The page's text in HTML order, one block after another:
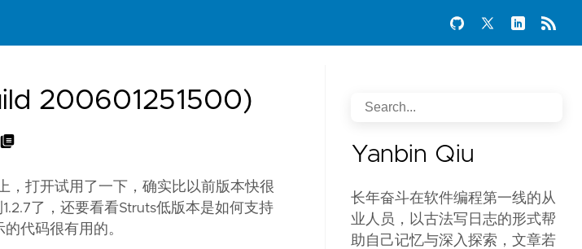
200601251500)
，打开试用了一下，确实比以前版本快很
了，还要看看Struts低版本是如何支持
代码很有用的。
Yanbin Qiu
长年奋斗在软件编程第一线的从
业人员，以古法写日志的形式帮
助自己记忆与深入探索，文章若